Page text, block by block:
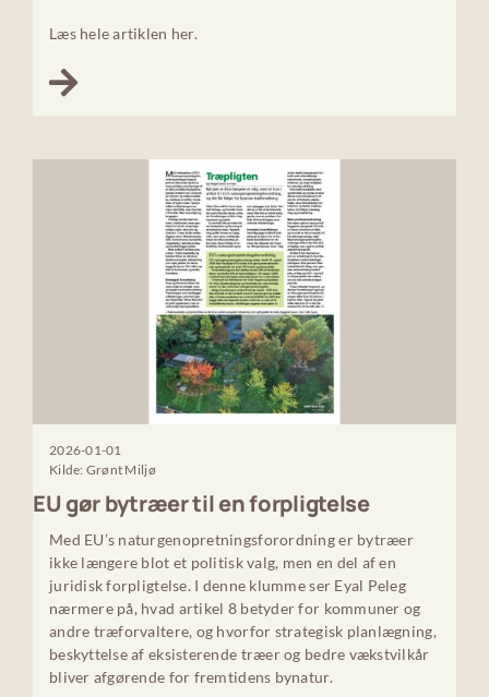
Læs hele artiklen her.
2026-01-01
Kilde: Grønt Miljø
EU gør bytræer til en forpligtelse
Med EU’s naturgenopretningsforordning er bytræer
ikke længere blot et politisk valg, men en del af en
juridisk forpligtelse. I denne klumme ser Eyal Peleg
nærmere på, hvad artikel 8 betyder for kommuner og
andre træforvaltere, og hvorfor strategisk planlægning,
beskyttelse af eksisterende træer og bedre vækstvilkår
bliver afgørende for fremtidens bynatur.